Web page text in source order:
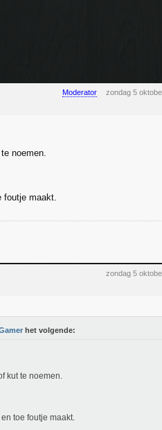
Moderator zondag 5
noemen.
foutje maakt.
zondag 5
het volgende:
kut te noemen.
toe foutje maakt.